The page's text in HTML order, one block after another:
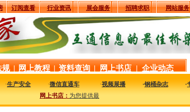
订阅查看 行业资讯 展会服务 招聘求职 网站服务
规 | 网上教程 | 资料查询 | 网上书店 | 企业动态
·生产安全 ·微信直通车 ·视频展播 ·钢桶杂志 ·
网上书店：为您提供最新最实用的图书，包括本站编著的图